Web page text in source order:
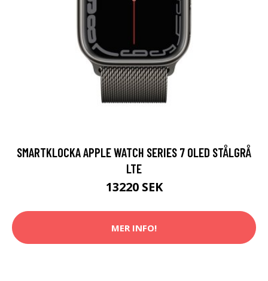
SMARTKLOCKA APPLE WATCH SERIES 7 OLED STÅLGRÅ
LTE
13220 SEK
MER INFO!